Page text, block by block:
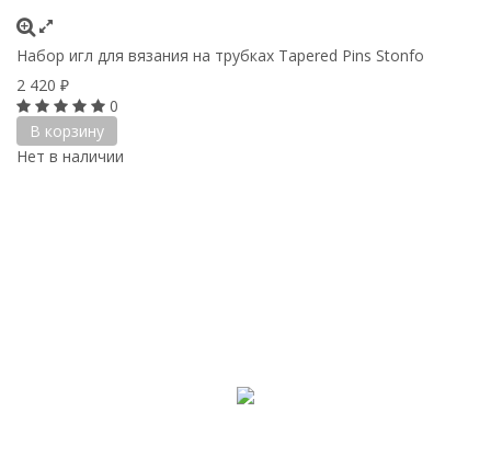
Набор игл для вязания на трубках Tapered Pins Stonfo
2 420 ₽
0
В корзину
Нет в наличии